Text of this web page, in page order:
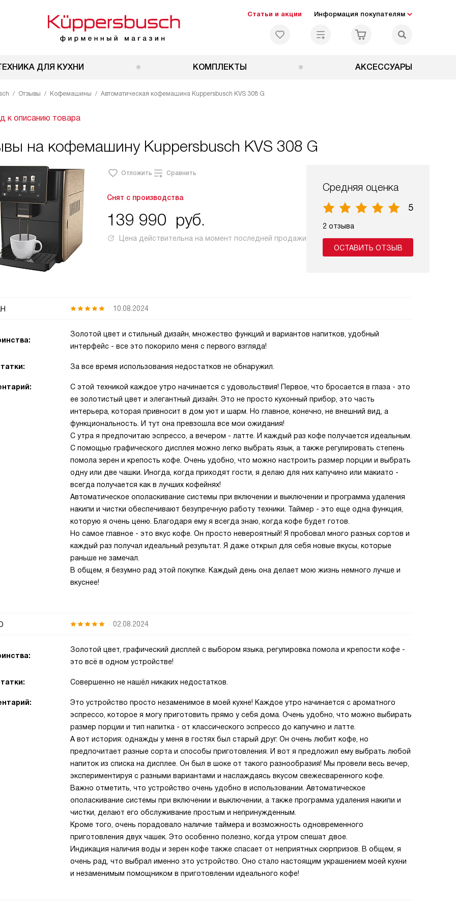
Статьи и акции Информация покупателям
ДЛЯ КУХНИ КОМПЛЕКТЫ АКСЕССУАРЫ
Отзывы Кофемашины Автоматическая кофемашина Kuppersbusch KVS 308 G
к описанию товара
на кофемашину Kuppersbusch KVS 308 G
Отложить Сравнить
Снят с производства
139 990 руб.
Цена действительна на момент последней продажи
Средняя оценка
5
2 отзыва
ОСТАВИТЬ ОТЗЫВ
10.08.2024
Золотой цвет и стильный дизайн, множество функций и вариантов напитков, удобный
интерфейс - все это покорило меня с первого взгляда!
За все время использования недостатков не обнаружил.
С этой техникой каждое утро начинается с удовольствия! Первое, что бросается в глаза - это
ее золотистый цвет и элегантный дизайн. Это не просто кухонный прибор, это часть
интерьера, которая привносит в дом уют и шарм. Но главное, конечно, не внешний вид, а
функциональность. И тут она превзошла все мои ожидания!
С утра я предпочитаю эспрессо, а вечером - латте. И каждый раз кофе получается идеальным.
С помощью графического дисплея можно легко выбрать язык, а также регулировать степень
помола зерен и крепость кофе. Очень удобно, что можно настроить размер порции и выбрать
одну или две чашки. Иногда, когда приходят гости, я делаю для них капучино или макиато -
всегда получается как в лучших кофейнях!
Автоматическое ополаскивание системы при включении и выключении и программа удаления
накипи и чистки обеспечивают безупречную работу техники. Таймер - это еще одна функция,
которую я очень ценю. Благодаря ему я всегда знаю, когда кофе будет готов.
Но самое главное - это вкус кофе. Он просто невероятный! Я пробовал много разных сортов и
каждый раз получал идеальный результат. Я даже открыл для себя новые вкусы, которые
раньше не замечал.
В общем, я безумно рад этой покупке. Каждый день она делает мою жизнь немного лучше и
вкуснее!
02.08.2024
Золотой цвет, графический дисплей с выбором языка, регулировка помола и крепости кофе -
это всё в одном устройстве!
Совершенно не нашёл никаких недостатков.
Это устройство просто незаменимое в моей кухне! Каждое утро начинается с ароматного
эспрессо, которое я могу приготовить прямо у себя дома. Очень удобно, что можно выбирать
размер порции и тип напитка - от классического эспрессо до капучино и латте.
А вот история: однажды у меня в гостях был старый друг. Он очень любит кофе, но
предпочитает разные сорта и способы приготовления. И вот я предложил ему выбрать любой
напиток из списка на дисплее. Он был в шоке от такого разнообразия! Мы провели весь вечер,
экспериментируя с разными вариантами и наслаждаясь вкусом свежесваренного кофе.
Важно отметить, что устройство очень удобно в использовании. Автоматическое
ополаскивание системы при включении и выключении, а также программа удаления накипи и
чистки, делают его обслуживание простым и непринужденным.
Кроме того, очень порадовало наличие таймера и возможность одновременного
приготовления двух чашек. Это особенно полезно, когда утром спешат двое.
Индикация наличия воды и зерен кофе также спасает от неприятных сюрпризов. В общем, я
очень рад, что выбрал именно это устройство. Оно стало настоящим украшением моей кухни
и незаменимым помощником в приготовлении идеального кофе!